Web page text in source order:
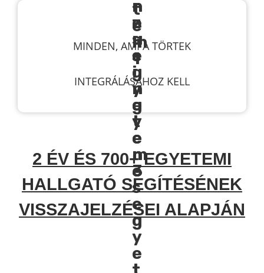
MINDEN, AMI A TÖRTEK
INTEGRÁLÁSÁHOZ KELL
2 ÉV ÉS 700+ EGYETEMI
HALLGATÓ SEGÍTÉSÉNEK
VISSZAJELZÉSEI ALAPJÁN